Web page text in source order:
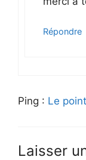
Répondre
Ping : Le
Laisser